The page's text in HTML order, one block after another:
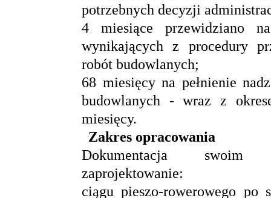
potrzebnych decyzji
4 miesiące przewidziano
wynikających z procedury
robót budowlanych;
68 miesięcy na pełnienie
budowlanych - wraz z
miesięcy.
Zakres opracowania
Dokumentacja swoim
zaprojektowanie:
ciągu pieszo-rowerowego